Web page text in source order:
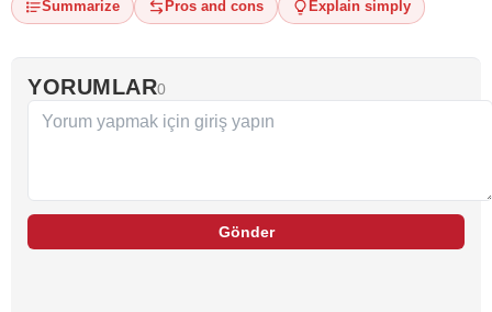
Summarize Pros and cons Explain simply
YORUMLAR0
Gönder